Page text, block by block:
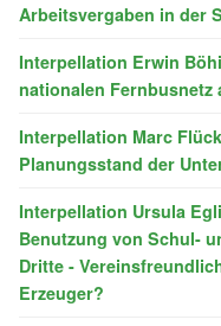
Arbeitsvergaben in der
Interpellation Erwin
nationalen Fernbusnetz
Interpellation Marc
Planungsstand der
Interpellation Ursula
Benutzung von Schul-
Dritte -
Erzeuger?